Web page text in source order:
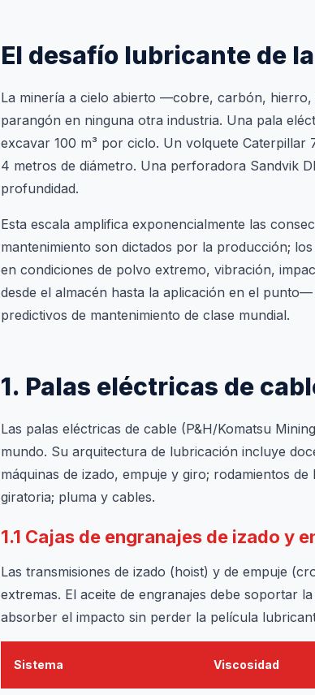
El desafío lubricante de
La minería a cielo abierto —cobre, carbón,
parangón en ninguna otra industria. Una pala
excavar 100 m³ por ciclo. Un volquete Caterpillar
4 metros de diámetro. Una perforadora Sandvik
profundidad.
Esta escala amplifica exponencialmente las
mantenimiento son dictados por la producción;
en condiciones de polvo extremo, vibración,
desde el almacén hasta la aplicación en el
predictivos de mantenimiento de clase mundial.
1. Palas eléctricas de
Las palas eléctricas de cable (P&H/Komatsu
mundo. Su arquitectura de lubricación incluye
máquinas de izado, empuje y giro; rodamientos
giratoria; pluma y cables.
1.1 Cajas de engranajes de izado y
Las transmisiones de izado (hoist) y de empuje
extremas. El aceite de engranajes debe soportar
absorber el impacto sin perder la película
Sistema Viscosidad